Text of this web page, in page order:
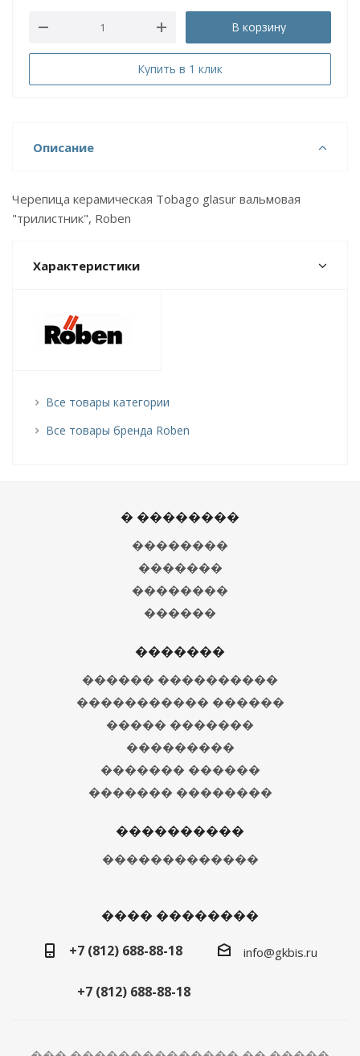
В корзину
Купить в 1 клик
Описание
Черепица керамическая Tobago glasur вальмовая
"трилистник", Roben
Характеристики
Все товары категории
Все товары бренда Roben
� ��������
��������
�������
��������
������
�������
������ ����������
����������� ������
����� �������
���������
������� ������
������� ��������
����������
�������������
���� ��������
+7 (812) 688-88-18
+7 (812) 688-88-18
info@gkbis.ru